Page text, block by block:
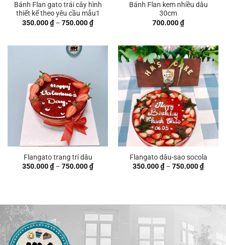
Bánh Flan gato trái cây hình
thiết kế theo yêu cầu mẫu1
350.000₫ – 750.000₫Khoảng
giá:
750.000 ₫
Bánh Flan kem nhiều dâu
30cm
700.000₫
Flangato trang trí dâu
350.000₫ – 750.000₫Khoảng
giá:
Flangato dâu-sao socola
350.000₫ – 750.000₫
giá: